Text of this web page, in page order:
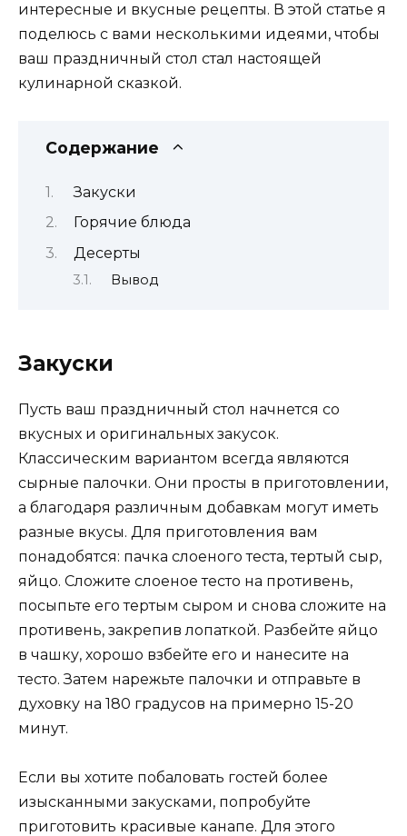
интересные и вкусные рецепты. В этой статье я
поделюсь с вами несколькими идеями, чтобы
ваш праздничный стол стал настоящей
кулинарной сказкой.
Содержание
Закуски
Горячие блюда
Десерты
Вывод
Закуски
Пусть ваш праздничный стол начнется со
вкусных и оригинальных закусок.
Классическим вариантом всегда являются
сырные палочки. Они просты в приготовлении,
а благодаря различным добавкам могут иметь
разные вкусы. Для приготовления вам
понадобятся: пачка слоеного теста, тертый сыр,
яйцо. Сложите слоеное тесто на противень,
посыпьте его тертым сыром и снова сложите на
противень, закрепив лопаткой. Разбейте яйцо
в чашку, хорошо взбейте его и нанесите на
тесто. Затем нарежьте палочки и отправьте в
духовку на 180 градусов на примерно 15-20
минут.
Если вы хотите побаловать гостей более
изысканными закусками, попробуйте
приготовить красивые канапе. Для этого